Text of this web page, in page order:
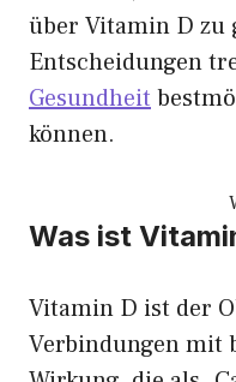
über Vitamin D zu
Entscheidungen
Gesundheit
können.
Was ist
Vitamin D ist der
Verbindungen mit